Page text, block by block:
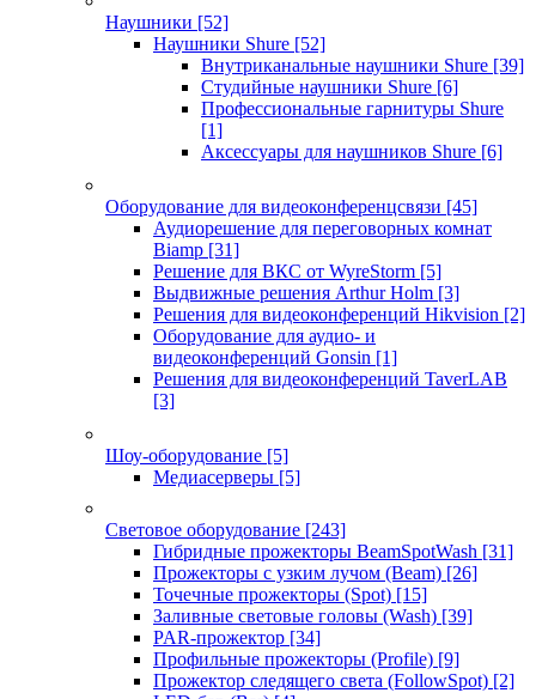
Наушники [52]
Наушники Shure [52]
Внутриканальные наушники Shure [39]
Студийные наушники Shure [6]
Профессиональные гарнитуры Shure
[1]
Аксессуары для наушников Shure [6]
Оборудование для видеоконференцсвязи [45]
Аудиорешение для переговорных комнат
Biamp [31]
Решение для ВКС от WyreStorm [5]
Выдвижные решения Arthur Holm [3]
Решения для видеоконференций Hikvision [2]
Оборудование для аудио- и
видеоконференций Gonsin [1]
Решения для видеоконференций TaverLAB
[3]
Шоу-оборудование [5]
Медиасерверы [5]
Световое оборудование [243]
Гибридные прожекторы BeamSpotWash [31]
Прожекторы с узким лучом (Beam) [26]
Точечные прожекторы (Spot) [15]
Заливные световые головы (Wash) [39]
PAR-прожектор [34]
Профильные прожекторы (Profile) [9]
Прожектор следящего света (FollowSpot) [2]